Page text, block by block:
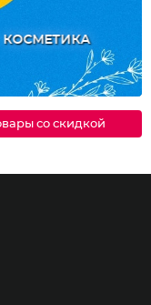
КОСМЕТИКА
со скидкой